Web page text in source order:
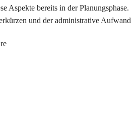
Aspekte bereits in der Planungsphase.
und der administrative Aufwand